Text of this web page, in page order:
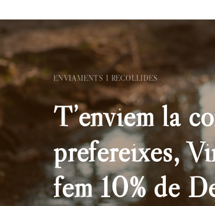
ENVIAMENTS I RECOLLIDES
T’enviem la
prefereixes,
fem 10% de